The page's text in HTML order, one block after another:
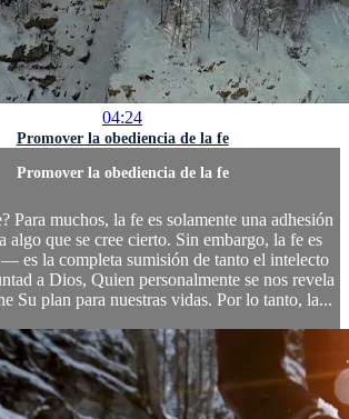
04:24
Promover la obediencia de la fe
Promover la obediencia de la fe
Para muchos, la fe es solamente una adhesión
algo que se cree cierto. Sin embargo, la fe es
es la completa sumisión de tanto el intelecto
a Dios, Quien personalmente se nos revela
Su plan para nuestras vidas. Por lo tanto, la...